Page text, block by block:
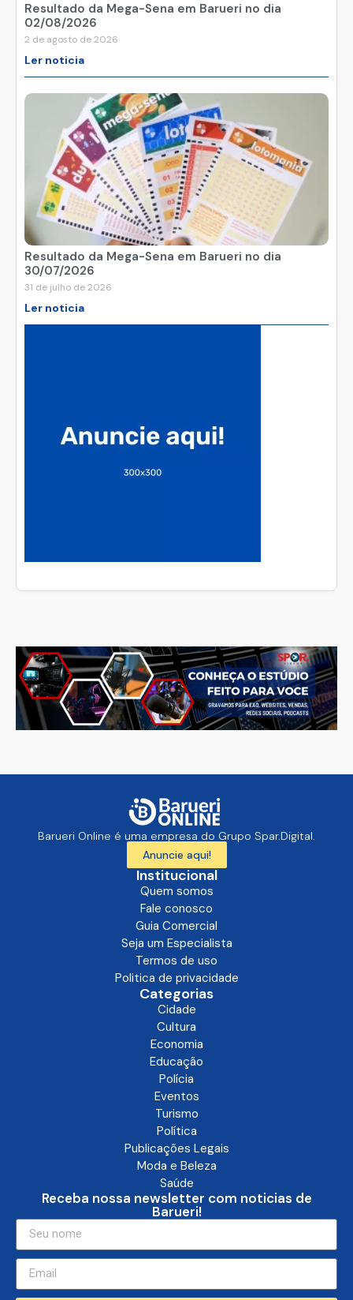
Resultado da Mega-Sena em Barueri no dia
02/08/2026
2 de agosto de 2026
Ler noticia
Resultado da Mega-Sena em Barueri no dia
30/07/2026
31 de julho de 2026
Ler noticia
Barueri Online é uma empresa do Grupo Spar.Digital.
Anuncie aqui!
Institucional
Quem somos
Fale conosco
Guia Comercial
Seja um Especialista
Termos de uso
Politica de privacidade
Categorias
Cidade
Cultura
Economia
Educação
Polícia
Eventos
Turismo
Política
Publicações Legais
Moda e Beleza
Saúde
Receba nossa newsletter com noticias de
Barueri!